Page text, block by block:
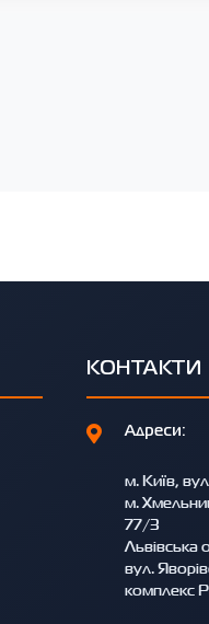
КОНТАКТИ
Адреси:
м. Київ,
м.
77/3
Львівська
вул.
комплекс